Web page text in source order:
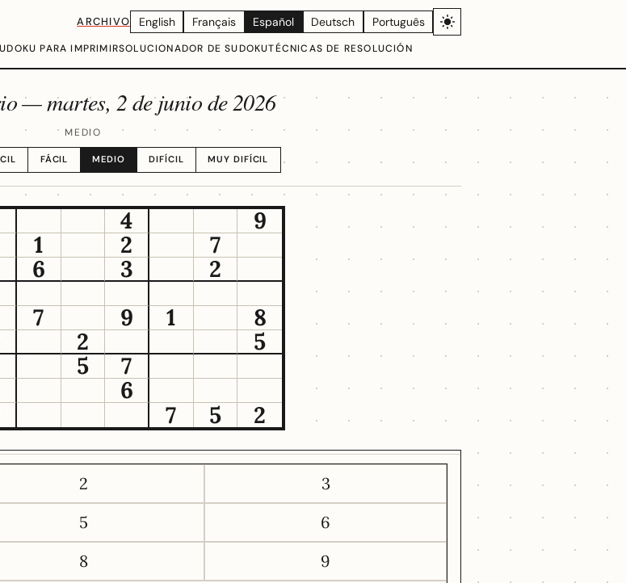
ARCHIVO English Français Español Deutsch Português
PARA IMPRIMIRSOLUCIONADOR DE SUDOKUTÉCNICAS DE RESOLUCIÓN
—martes, 2 de junio de 2026
MEDIO
FÁCIL MEDIO DIFÍCIL MUY DIFÍCIL
4
9
1 2
7
6 3
2
7 9 1
8
2
5
5
7
6
7 5 2
2
3
5
6
8 9